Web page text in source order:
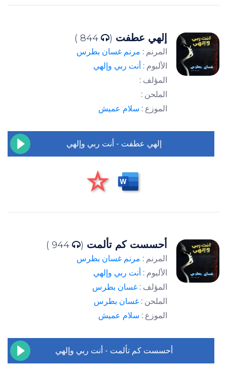
إلهي عطفت (
المرنم : مرنم غسان بطرس
الألبوم : أنت ربي وإلهي
المؤلف :
الملحن :
الموزع : سلام عميش
إلهي عطفت - أنت ربي وإلهي
أحسست كم تألمت (
المرنم : مرنم غسان بطرس
الألبوم : أنت ربي وإلهي
المؤلف : غسان بطرس
الملحن : غسان بطرس
الموزع : سلام عميش
أحسست كم تألمت - أنت ربي وإلهي